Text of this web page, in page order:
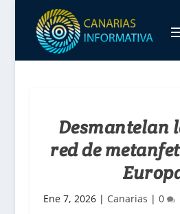
Desmantelan
red de
Ene 7, 2026| Canarias | 0